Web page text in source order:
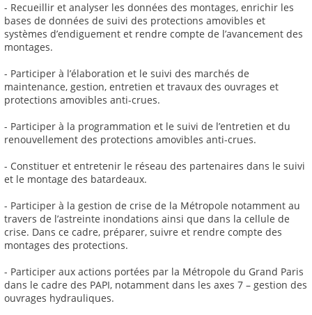
- Recueillir et analyser les données des montages, enrichir les
bases de données de suivi des protections amovibles et
systèmes d’endiguement et rendre compte de l’avancement des
montages.
- Participer à l’élaboration et le suivi des marchés de
maintenance, gestion, entretien et travaux des ouvrages et
protections amovibles anti-crues.
- Participer à la programmation et le suivi de l’entretien et du
renouvellement des protections amovibles anti-crues.
- Constituer et entretenir le réseau des partenaires dans le suivi
et le montage des batardeaux.
- Participer à la gestion de crise de la Métropole notamment au
travers de l’astreinte inondations ainsi que dans la cellule de
crise. Dans ce cadre, préparer, suivre et rendre compte des
montages des protections.
- Participer aux actions portées par la Métropole du Grand Paris
dans le cadre des PAPI, notamment dans les axes 7 – gestion des
ouvrages hydrauliques.